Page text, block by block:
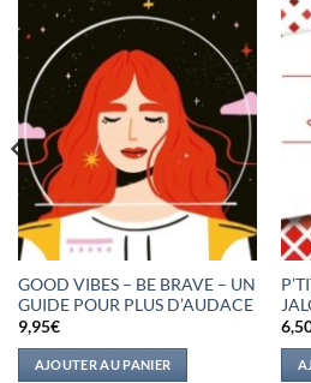
GOOD VIBES – BE BRAVE – UN
GUIDE POUR PLUS D’AUDACE
9,95€
AJOUTER AU PANIER